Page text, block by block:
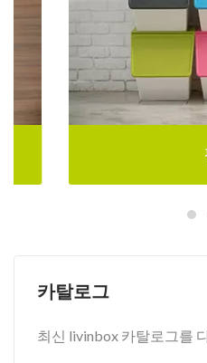
펠리
카탈로그
최신 livinbox 카탈로그를